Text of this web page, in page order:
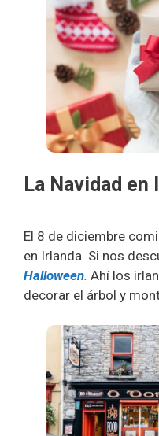
La Navidad en
El 8 de diciembre
en Irlanda. Si nos
Halloween. Ahí los
decorar el árbol y